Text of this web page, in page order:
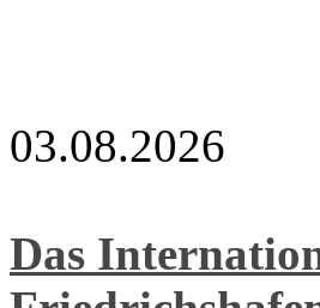
03.08.2026
Das